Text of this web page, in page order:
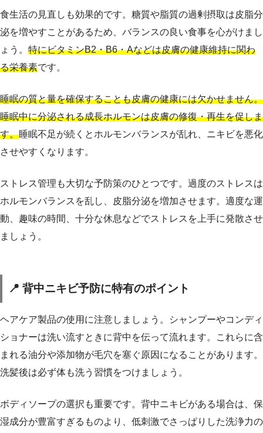
食生活の見直しも効果的です。糖質や脂質の過剰摂取は皮脂分
泌を増やすことがあるため、バランスの良い食事を心がけまし
ょう。 特にビタミンB2・B6・Aなどは皮膚の健康維持に関わ
る栄養素です。
睡眠の質と量を確保することも皮膚の健康には欠かせません。
睡眠中に分泌される成長ホルモンは皮膚の修復・再生を促しま
す。睡眠不足が続くとホルモンバランスが乱れ、ニキビを悪化
させやすくなります。
ストレス管理も大切な予防策のひとつです。過度のストレスは
ホルモンバランスを乱し、皮脂分泌を増加させます。適度な運
動、趣味の時間、十分な休息などでストレスを上手に発散させ
ましょう。
📍 背中ニキビ予防に特有のポイント
ヘアケア製品の使用に注意しましょう。シャンプーやコンディ
ショナーは洗い流すときに背中を伝って流れます。これらに含
まれる油分や添加物が毛穴を塞ぐ原因になることがあります。
洗髪後は必ず体も洗う習慣をつけましょう。
ボディソープの選択も重要です。背中ニキビがある場合は、保
湿成分が豊富すぎるものより、低刺激でさっぱりした洗浄力の